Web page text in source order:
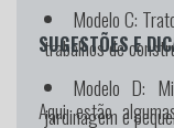
Modelo C:
trabalhos de
Modelo D:
jardinagem e
SUGESTÕES E
Aqui estão